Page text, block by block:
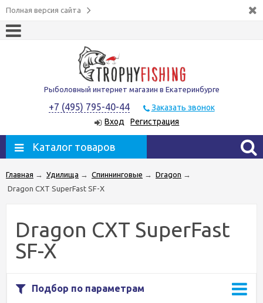
Полная версия сайта
Рыболовный интернет магазин в Екатеринбурге
+7 (495) 795-40-44
Заказать звонок
Вход
Регистрация
Каталог товаров
Главная → Удилища → Спиннинговые → Dragon →
Dragon CXT SuperFast SF-X
Dragon CXT SuperFast
SF-X
Подбор по параметрам